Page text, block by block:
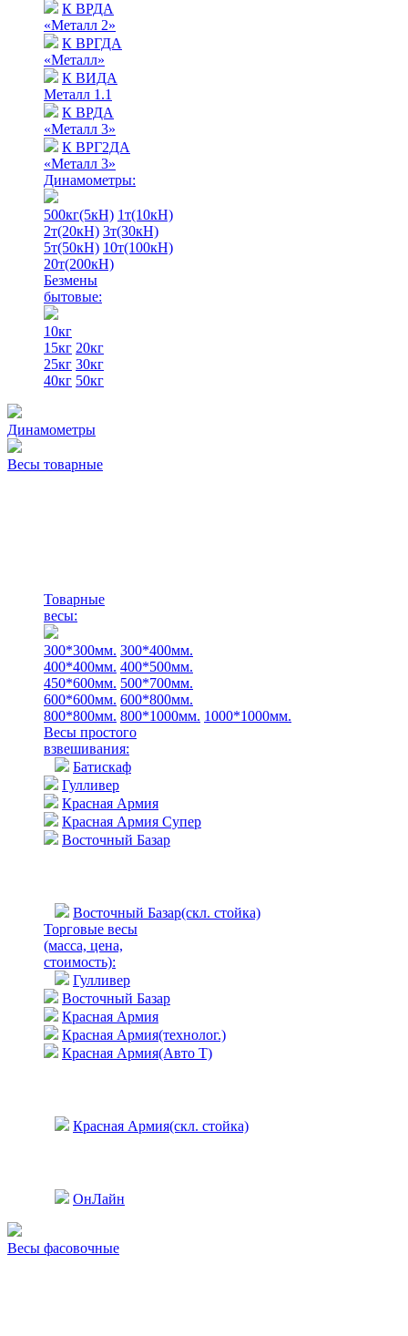
К ВРДА
«Металл 2»
К ВРГДА
«Металл»
К ВИДА
Металл 1.1
К ВРДА
«Металл 3»
К ВРГ2ДА
«Металл 3»
Динамометры:
500кг(5кН) 1т(10кН)
2т(20кН) 3т(30кН)
5т(50кН) 10т(100кН)
20т(200кН)
Безмены
бытовые:
10кг
15кг 20кг
25кг 30кг
40кг 50кг
Динамометры
Весы товарные
Товарные
весы:
300*300мм. 300*400мм.
400*400мм. 400*500мм.
450*600мм. 500*700мм.
600*600мм. 600*800мм.
800*800мм. 800*1000мм. 1000*1000мм.
Весы простого
взвешивания:
Батискаф
Гулливер
Красная Армия
Красная Армия Супер
Восточный Базар
Восточный Базар(скл. стойка)
Торговые весы
(масса, цена,
стоимость):
Гулливер
Восточный Базар
Красная Армия
Красная Армия(технолог.)
Красная Армия(Авто Т)
Красная Армия(скл. стойка)
ОнЛайн
Весы фасовочные